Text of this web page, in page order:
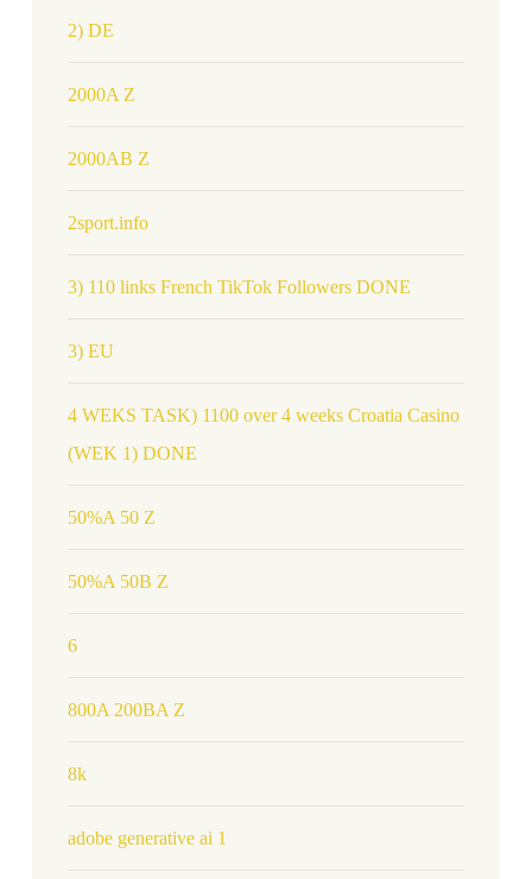
2) DE
2000A Z
2000AB Z
2sport.info
3) 110 links French TikTok Followers DONE
3) EU
4 WEKS TASK) 1100 over 4 weeks Croatia Casino
(WEK 1) DONE
50%A 50 Z
50%A 50B Z
6
800A 200BA Z
8k
adobe generative ai 1